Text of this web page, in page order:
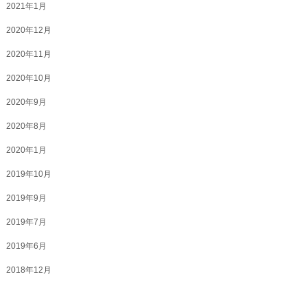
2021年1月
2020年12月
2020年11月
2020年10月
2020年9月
2020年8月
2020年1月
2019年10月
2019年9月
2019年7月
2019年6月
2018年12月